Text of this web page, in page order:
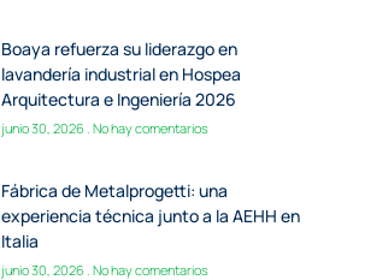
Boaya refuerza su liderazgo en
lavandería industrial en Hospea
Arquitectura e Ingeniería 2026
junio 30, 2026 No hay comentarios
Fábrica de Metalprogetti: una
experiencia técnica junto a la AEHH en
Italia
junio 30, 2026 No hay comentarios